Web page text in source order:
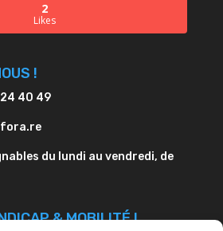
2
Likes
!
40 49
du lundi au vendredi, de
& MOBILITÉ !